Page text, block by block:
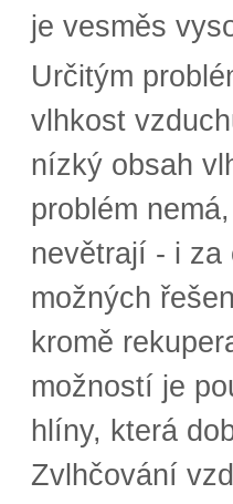
je vesměs
Určitým
vlhkost
nízký obsah
problém
nevětrají - i
možných
kromě
možností je
hlíny, která
Zvlhčování